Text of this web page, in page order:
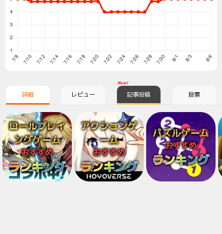
詳細 レビュー
New!
記事投稿 投票
ロールプレイ
ングゲーム
おすすめ
ランキング
アクションゲ
ーム
おすすめ
ランキング
パズルゲーム
おすすめ
ランキング